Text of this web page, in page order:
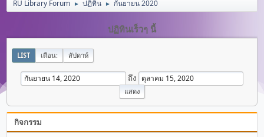
RU Library Forum ► ปฏิทิน ► กันยายน 2020
ปฏิทินเร็วๆ นี้
LIST เดือน: สัปดาห์
ถึง
กิจกรรม